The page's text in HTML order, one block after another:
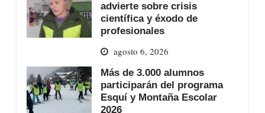
advierte sobre crisis
científica y éxodo de
profesionales
agosto 6, 2026
Más de 3.000 alumnos
participarán del programa
Esquí y Montaña Escolar
2026